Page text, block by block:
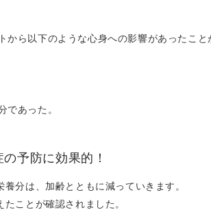
ら以下のような心身への影響があったこと
であった。
予防に効果的！
分は、加齢とともに減っていきます。
ことが確認されました。